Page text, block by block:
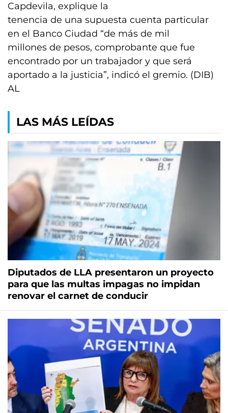
Capdevila, explique la
tenencia de una supuesta cuenta particular
en el Banco Ciudad “de más de mil
millones de pesos, comprobante que fue
encontrado por un trabajador y que será
aportado a la justicia”, indicó el gremio. (DIB)
AL
LAS MÁS LEÍDAS
Diputados de LLA presentaron un proyecto
para que las multas impagas no impidan
renovar el carnet de conducir